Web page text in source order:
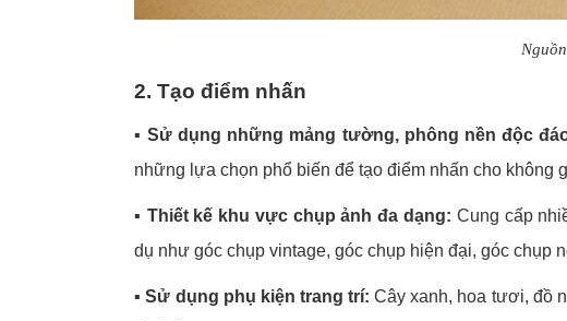
2. Tạo điểm nhấn
▪️Sử dụng những mảng tường, phông nền độc
những lựa chọn phổ biến để tạo điểm nhấn cho không
▪️ Thiết kế khu vực chụp ảnh đa dạng: Cung cấp
dụ như góc chụp vintage, góc chụp hiện đại, góc chụp
▪️Sử dụng phụ kiện trang trí: Cây xanh, hoa tươi, đồ